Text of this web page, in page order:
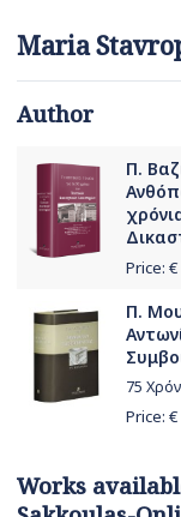
Maria
Author
Π.
Price: €
Π.
75
Price: €
Works